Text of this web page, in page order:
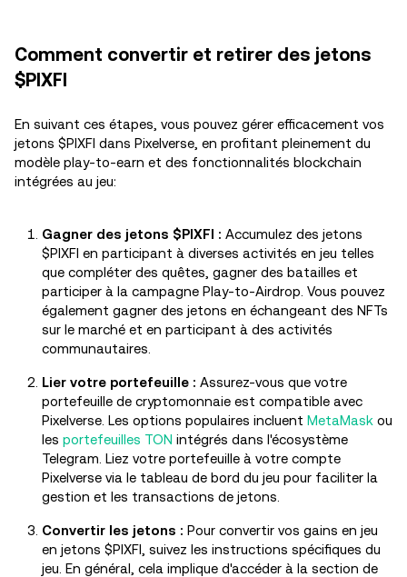
Comment convertir et retirer des jetons
$PIXFI
En suivant ces étapes, vous pouvez gérer efficacement vos
jetons $PIXFI dans Pixelverse, en profitant pleinement du
modèle play-to-earn et des fonctionnalités blockchain
intégrées au jeu:
Gagner des jetons $PIXFI : Accumulez des jetons
$PIXFI en participant à diverses activités en jeu telles
que compléter des quêtes, gagner des batailles et
participer à la campagne Play-to-Airdrop. Vous pouvez
également gagner des jetons en échangeant des NFTs
sur le marché et en participant à des activités
communautaires.
Lier votre portefeuille : Assurez-vous que votre
portefeuille de cryptomonnaie est compatible avec
Pixelverse. Les options populaires incluent MetaMask ou
les portefeuilles TON intégrés dans l'écosystème
Telegram. Liez votre portefeuille à votre compte
Pixelverse via le tableau de bord du jeu pour faciliter la
gestion et les transactions de jetons.
Convertir les jetons : Pour convertir vos gains en jeu
en jetons $PIXFI, suivez les instructions spécifiques du
jeu. En général, cela implique d'accéder à la section de